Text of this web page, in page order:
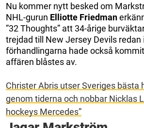
Nu kommer nytt besked om
NHL-gurun Elliotte Friedman
”32 Thoughts” att 34-årige
trejdad till New Jersey Devils redan
förhandlingarna hade också
affären blåstes av.
Christer Abris utser Sveriges bästa
genom tiderna och nobbar Nicklas
hockeys Mercedes”